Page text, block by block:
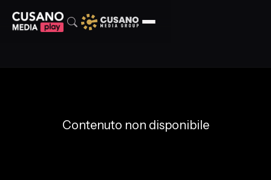
Contenuto non disponibile